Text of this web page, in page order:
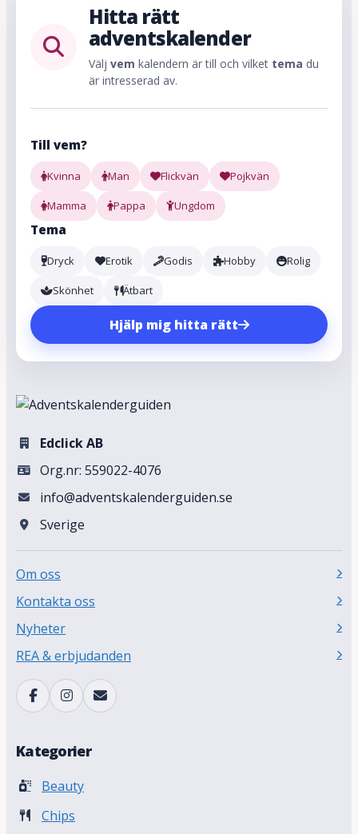
Hitta rätt
adventskalender
Välj vem kalendern är till och vilket tema du
är intresserad av.
Till vem?
Kvinna Man Flickvän Pojkvän
Mamma Pappa Ungdom
Tema
Dryck Erotik Godis Hobby Rolig
Skönhet Ätbart
Hjälp mig hitta rätt
Edclick AB
Org.nr: 559022-4076
info@adventskalenderguiden.se
Sverige
Om oss
Kontakta oss
Nyheter
REA & erbjudanden
Kategorier
Beauty
Chips